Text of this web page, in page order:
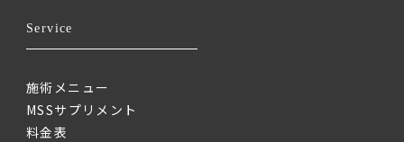
Service
施術メニュー
MSSサプリメント
料金表